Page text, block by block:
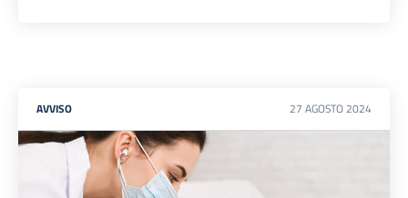
AVVISO 27 AGOSTO 2024